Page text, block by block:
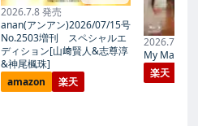
2026.7.8 発売
anan(アンアン)2026/07/15号
No.2503増刊 スペシャルエ
ディション[山﨑賢人&志尊淳
&神尾楓珠]
amazon
楽天
2026.7.27
My Magic
楽天